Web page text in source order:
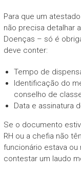
Para que um
não precisa detalhar
Doenças – só é
deve conter:
Tempo de
Identificação do
conselho de
Data e assinatura
Se o documento
RH ou a chefia não
funcionário estava
contestar um laudo